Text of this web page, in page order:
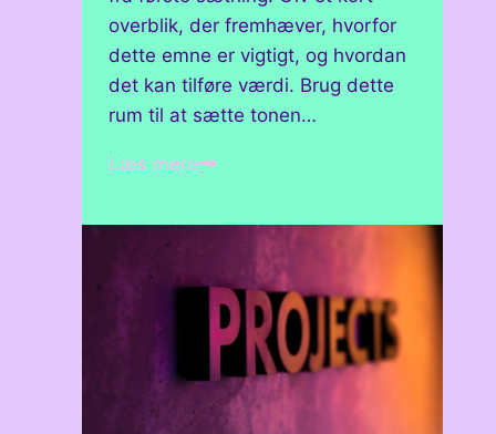
overblik, der fremhæver, hvorfor
dette emne er vigtigt, og hvordan
det kan tilføre værdi. Brug dette
rum til at sætte tonen…
Læs mereHvordan
finder
inspiration
til
nye
projekter